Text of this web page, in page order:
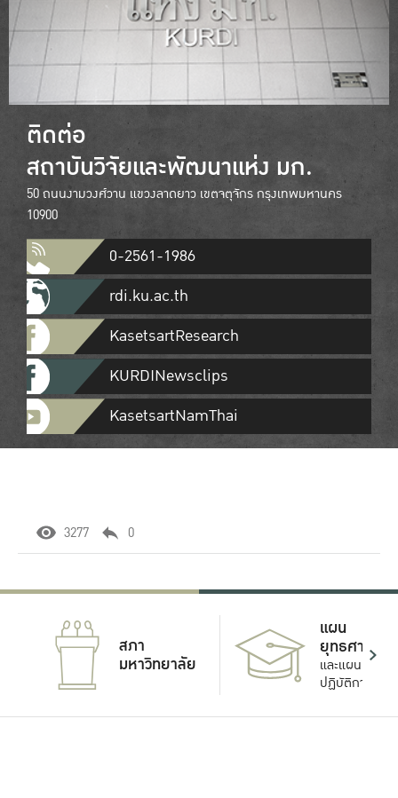
ติดต่อ
สถาบันวิจัยและพัฒนาแห่ง มก.
50 ถนนงามวงศ์วาน แขวงลาดยาว เขตจตุจักร กรุงเทพมหานคร
10900
0-2561-1986
rdi.ku.ac.th
KasetsartResearch
KURDINewsclips
KasetsartNamThai
3277 0
สภา
มหาวิทยาลัย
แผน
ยุทธศาสตร์
และแผน
ปฏิบัติการ